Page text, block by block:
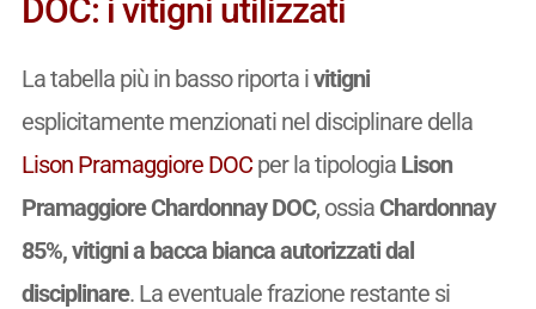
DOC: i vitigni utilizzati
La tabella più in basso riporta ivitigni
esplicitamente menzionati nel disciplinare della
Lison Pramaggiore DOCper la tipologia Lison
Pramaggiore Chardonnay DOC, ossia Chardonnay
85%, vitigni a bacca bianca autorizzati dal
disciplinare. La eventuale frazione restante si